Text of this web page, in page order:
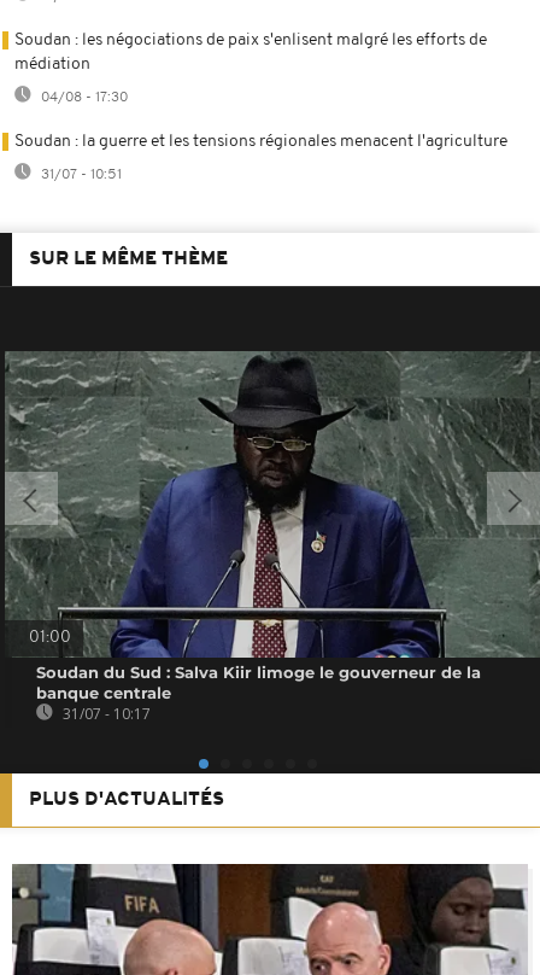
Soudan : les négociations de paix s'enlisent malgré les efforts de
médiation
04/08 - 17:30
Soudan : la guerre et les tensions régionales menacent l'agriculture
31/07 - 10:51
SUR LE MÊME THÈME
01:00
Soudan du Sud : Salva Kiir limoge le gouverneur de la
banque centrale
31/07 - 10:17
PLUS D'ACTUALITÉS